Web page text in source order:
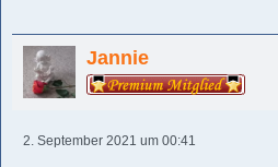
Jannie
2. September 2021 um 00:41